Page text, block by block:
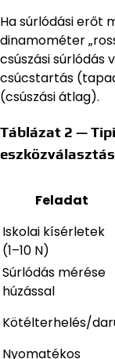
Ha súrlódási erőt
dinamométer
csúszási súrlódás
csúcstartás
(csúszási átlag).
Táblázat 2 —
eszközválasztás
Feladat
Iskolai kísérletek
(1–10 N)
Súrlódás mérése
húzással
Kötélterhelés/
Nyomatékos